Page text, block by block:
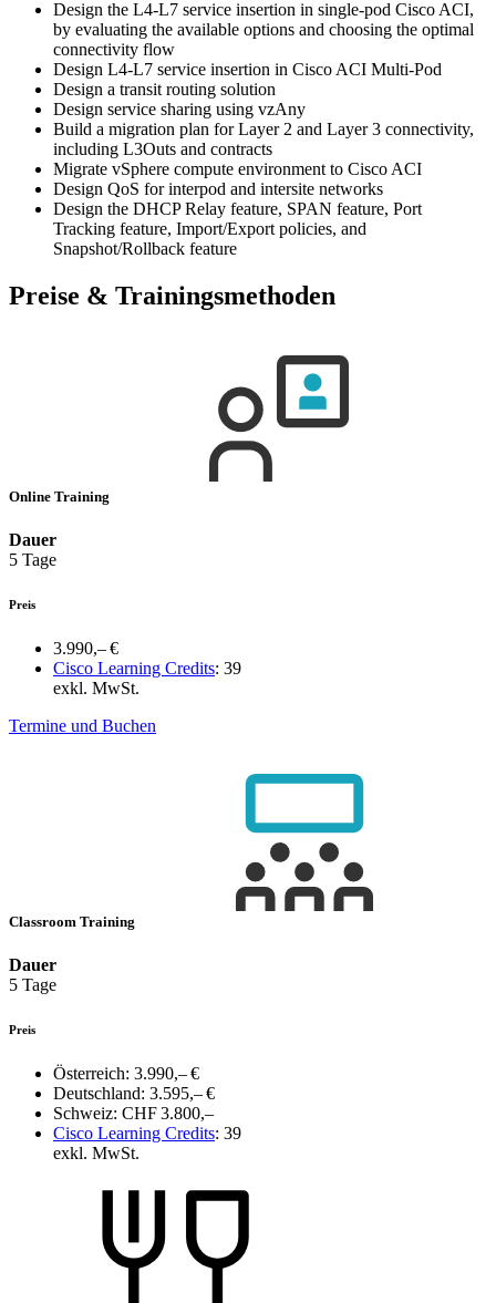
Design the L4-L7 service insertion in single-pod Cisco ACI,
by evaluating the available options and choosing the optimal
connectivity flow
Design L4-L7 service insertion in Cisco ACI Multi-Pod
Design a transit routing solution
Design service sharing using vzAny
Build a migration plan for Layer 2 and Layer 3 connectivity,
including L3Outs and contracts
Migrate vSphere compute environment to Cisco ACI
Design QoS for interpod and intersite networks
Design the DHCP Relay feature, SPAN feature, Port
Tracking feature, Import/Export policies, and
Snapshot/Rollback feature
Preise & Trainingsmethoden
Online Training
Dauer
5 Tage
Preis
3.990,– €
Cisco Learning Credits: 39
exkl. MwSt.
Termine und Buchen
Classroom Training
Dauer
5 Tage
Preis
Österreich: 3.990,– €
Deutschland: 3.595,– €
Schweiz: CHF 3.800,–
Cisco Learning Credits: 39
exkl. MwSt.